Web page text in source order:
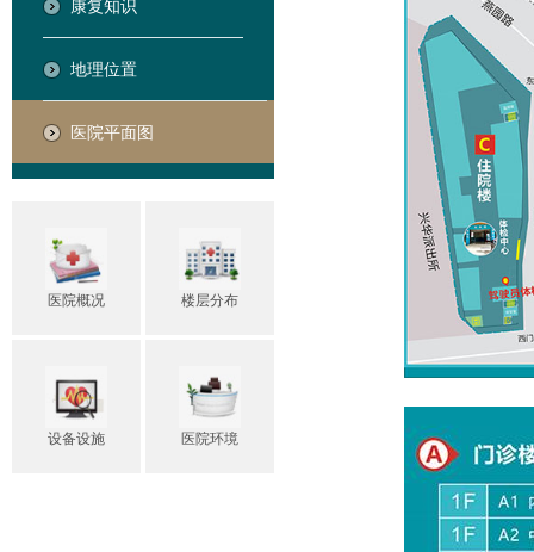
康复知识
地理位置
医院平面图
医院概况 楼层分布
设备设施 医院环境